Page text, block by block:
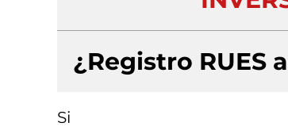
¿Registro RUES
Si